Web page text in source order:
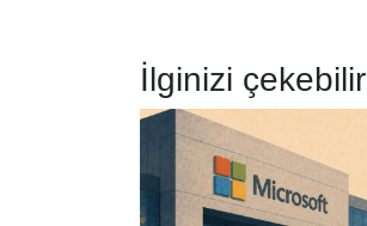
İlginizi çekebilir